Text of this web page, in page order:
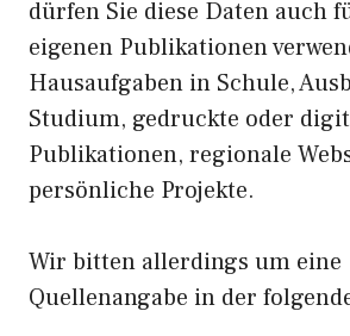
dürfen Sie diese Daten auch
eigenen Publikationen
Hausaufgaben in Schule,
Studium, gedruckte oder
Publikationen, regionale
persönliche Projekte.
Wir bitten allerdings um eine
Quellenangabe in der